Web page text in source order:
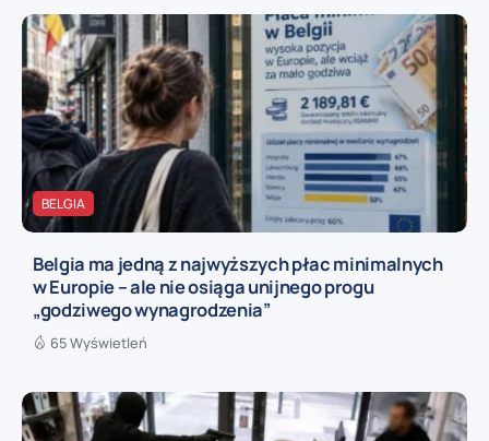
BELGIA
Belgia ma jedną z najwyższych płac minimalnych
w Europie – ale nie osiąga unijnego progu
„godziwego wynagrodzenia”
65 Wyświetleń